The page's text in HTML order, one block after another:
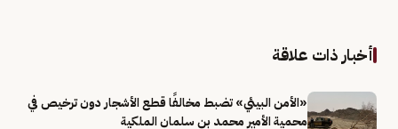
أخبار ذات علاقة
«الأمن البيئي» تضبط مخالفًا قطع الأشجار دون ترخيص في
محمية الأمير محمد بن سلمان الملكية